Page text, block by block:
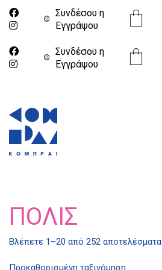
Συνδέσου η
Eγγράψου
Συνδέσου η
Eγγράψου
ΠΌΛΙΣ
Βλέπετε 1–20 από 252 αποτελέσματα
Προκαθορισμένη ταξινόμηση